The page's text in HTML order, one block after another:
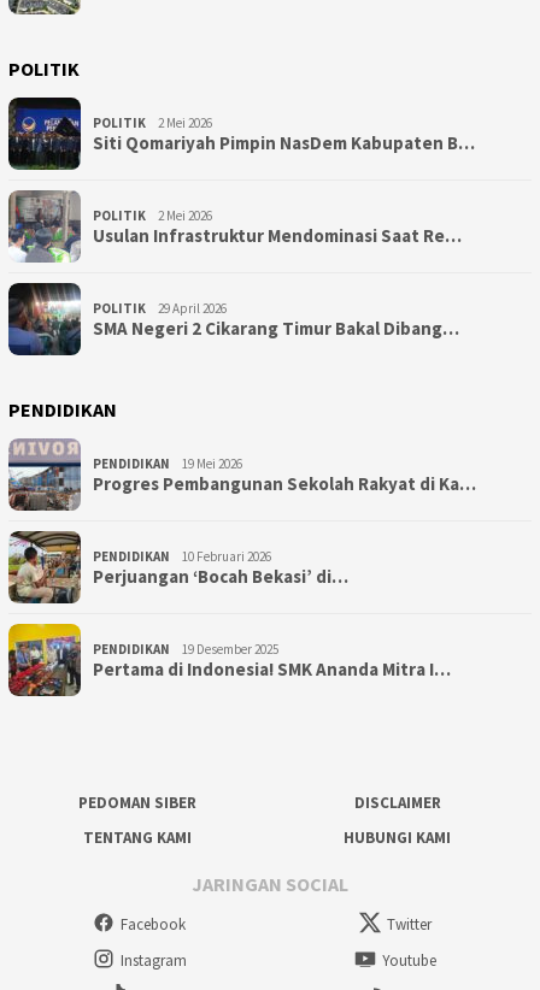
POLITIK
POLITIK 2 Mei 2026
Siti Qomariyah Pimpin NasDem Kabupaten B…
POLITIK 2 Mei 2026
Usulan Infrastruktur Mendominasi Saat Re…
POLITIK 29 April 2026
SMA Negeri 2 Cikarang Timur Bakal Dibang…
PENDIDIKAN
PENDIDIKAN 19 Mei 2026
Progres Pembangunan Sekolah Rakyat di Ka…
PENDIDIKAN 10 Februari 2026
Perjuangan ‘Bocah Bekasi’ di…
PENDIDIKAN 19 Desember 2025
Pertama di Indonesia! SMK Ananda Mitra I…
PEDOMAN SIBER
DISCLAIMER
TENTANG KAMI
HUBUNGI KAMI
JARINGAN SOCIAL
Facebook
Twitter
Instagram
Youtube